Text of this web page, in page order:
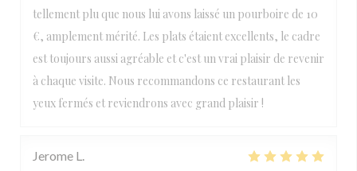
tellement plu que nous lui avons laissé un pourboire de 10
€, amplement mérité. Les plats étaient excellents, le cadre
est toujours aussi agréable et c'est un vrai plaisir de revenir
à chaque visite. Nous recommandons ce restaurant les
yeux fermés et reviendrons avec grand plaisir !
Jerome L